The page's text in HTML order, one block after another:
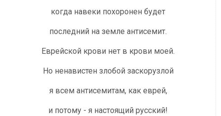
когда навеки похоронен будет
последний на земле антисемит.
Еврейской крови нет в крови моей.
Но ненавистен злобой заскорузлой
я всем антисемитам, как еврей,
и потому - я настоящий русский!